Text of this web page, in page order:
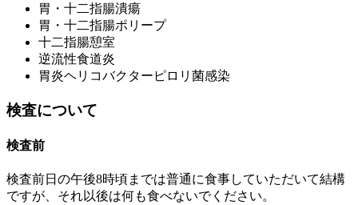
胃・十二指腸潰瘍
胃・十二指腸ポリープ
十二指腸憩室
逆流性食道炎
胃炎ヘリコバクターピロリ菌感染
検査について
検査前
検査前日の午後8時頃までは普通に食事していただいて結構
ですが、それ以後は何も食べないでください。